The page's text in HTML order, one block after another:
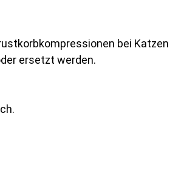
bei Katzen
ersetzt werden.